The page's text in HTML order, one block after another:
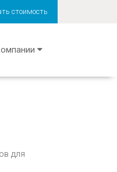
стоимость
для